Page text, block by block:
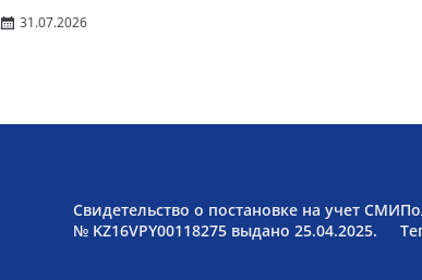
31.07.2026
Свидетельство о постановке на учет СМИ
№ KZ16VPY00118275 выдано 25.04.2025.